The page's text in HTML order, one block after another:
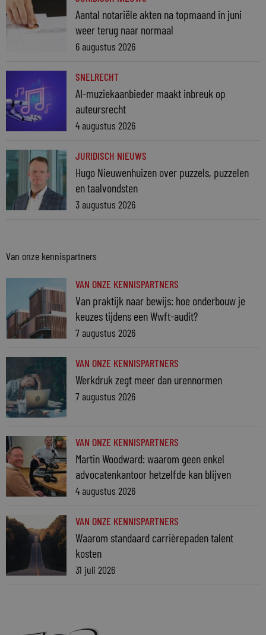
Aantal notariële akten na topmaand in juni
weer terug naar normaal
6 augustus 2026
SNELRECHT
AI-muziekaanbieder maakt inbreuk op
auteursrecht
4 augustus 2026
JURIDISCH NIEUWS
Hugo Nieuwenhuizen over puzzels, puzzelen
en taalvondsten
3 augustus 2026
Van onze kennispartners
VAN ONZE KENNISPARTNERS
Van praktijk naar bewijs: hoe onderbouw je
keuzes tijdens een Wwft-audit?
7 augustus 2026
VAN ONZE KENNISPARTNERS
Werkdruk zegt meer dan urennormen
7 augustus 2026
VAN ONZE KENNISPARTNERS
Martin Woodward: waarom geen enkel
advocatenkantoor hetzelfde kan blijven
4 augustus 2026
VAN ONZE KENNISPARTNERS
Waarom standaard carrièrepaden talent
kosten
31 juli 2026